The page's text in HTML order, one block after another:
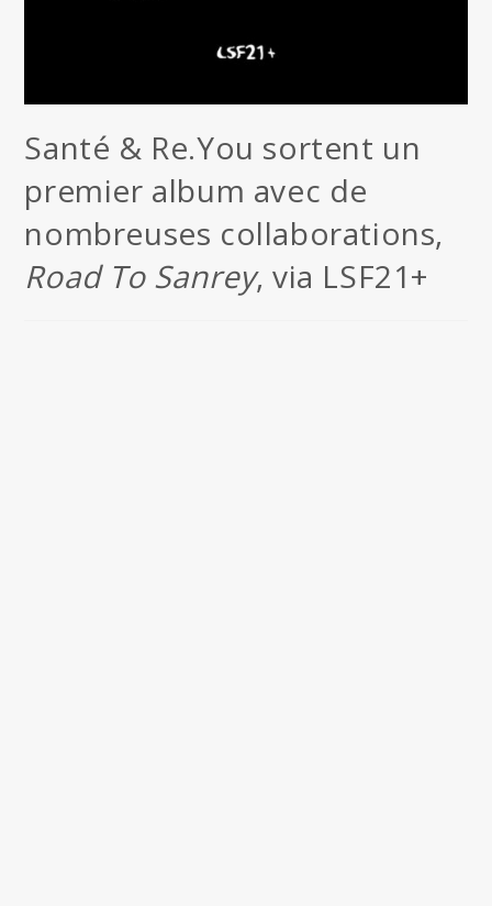
Santé & Re.You sortent un
premier album avec de
nombreuses collaborations,
Road To Sanrey, via LSF21+